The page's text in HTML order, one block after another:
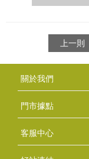
上一則
關於我們
公司簡介
品牌故事
最新消息
隱私權聲明
版權聲明
門市據點
總部
北區
中區
南區
東區
海外
客服中心
會員等級
購物流程
訂單查詢
常見問題
海外訂購流程
連絡我們
下載專區
紅利點數